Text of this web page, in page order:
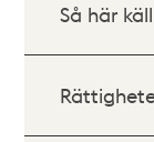
Så här